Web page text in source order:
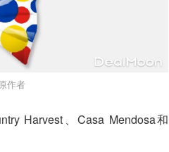
作者
Harvest、Casa Mendosa和